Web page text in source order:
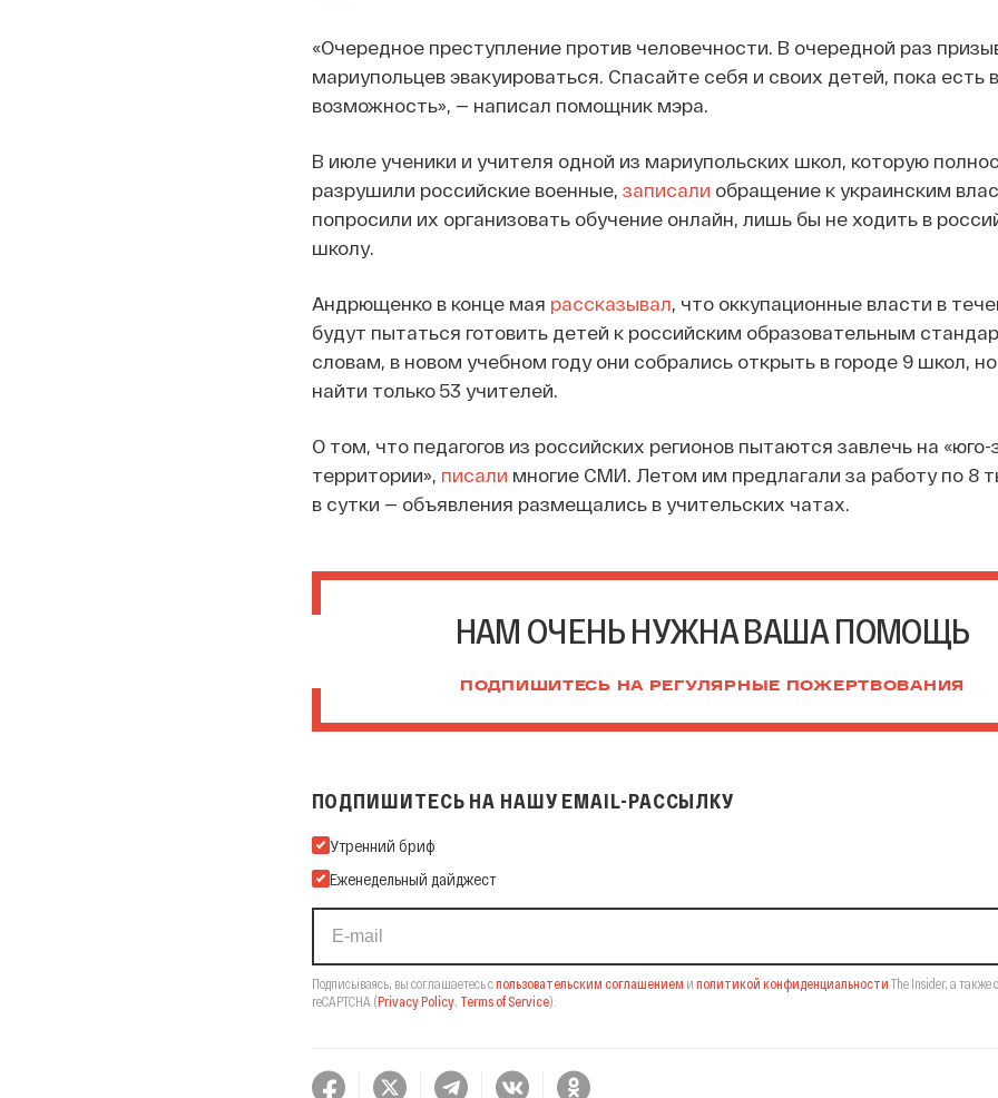
«Очередное преступление против человечности. В очередной раз
мариупольцев эвакуироваться. Спасайте себя и своих детей, пока есть
возможность», — написал помощник мэра.
В июле ученики и учителя одной из мариупольских школ, которую
разрушили российские военные, записали обращение к украинским
попросили их организовать обучение онлайн, лишь бы не ходить в
школу.
Андрющенко в конце мая рассказывал, что оккупационные власти в
будут пытаться готовить детей к российским образовательным
словам, в новом учебном году они собрались открыть в городе 9 школ,
найти только 53 учителей.
О том, что педагогов из российских регионов пытаются завлечь на
территории», писали многие СМИ. Летом им предлагали за работу по 8
в сутки — объявления размещались в учительских чатах.
НАМ ОЧЕНЬ НУЖНА ВАША ПОМОЩЬ
ПОДПИШИТЕСЬ НА РЕГУЛЯРНЫЕ ПОЖЕРТВОВАНИЯ
ПОДПИШИТЕСЬ НА НАШУ EMAIL-РАССЫЛКУ
Подпишитесь на нашу Email-рассылку
Утренний бриф
Еженедельный дайджест
Подписываясь, вы соглашаетесь спользовательским соглашением и политикой конфиденциальности The Insider, а также
reCAPTCHA (Privacy Policy, Terms of Service).